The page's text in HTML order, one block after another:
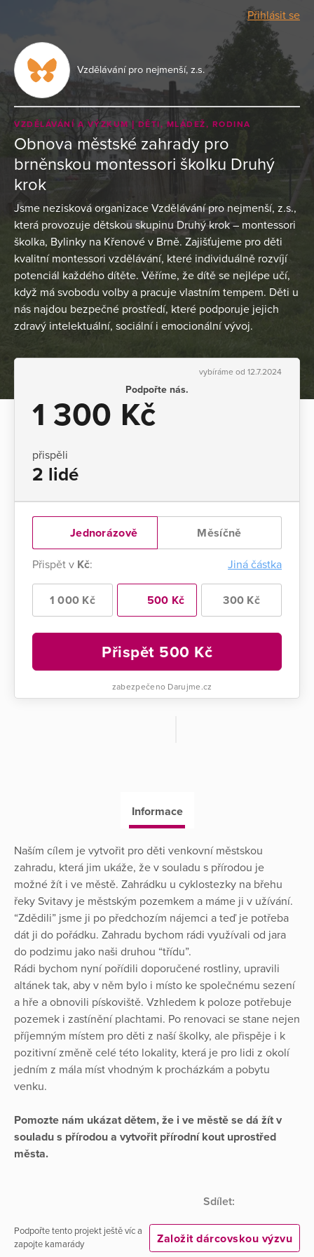
Přihlásit se
Vzdělávání pro nejmenší, z.s.
VZDĚLÁVÁNÍ A VÝZKUM DĚTI, MLÁDEŽ, RODINA
Obnova městské zahrady pro
brněnskou montessori školku Druhý
krok
Jsme nezisková organizace Vzdělávání pro nejmenší, z.s.,
která provozuje dětskou skupinu Druhý krok – montessori
školka, Bylinky na Křenové v Brně. Zajišťujeme pro děti
kvalitní montessori vzdělávání, které individuálně rozvíjí
potenciál každého dítěte. Věříme, že dítě se nejlépe učí,
když má svobodu volby a pracuje vlastním tempem. Děti u
nás najdou bezpečné prostředí, které podporuje jejich
zdravý intelektuální, sociální i emocionální vývoj.
vybíráme od 12.7.2024
Podpořte nás.
1 300 Kč
přispěli
2 lidé
Jednorázově Měsíčně
Přispět v Kč: Jiná částka
1 000 Kč 500 Kč 300 Kč
Přispět 500 Kč
zabezpečeno Darujme.cz
Informace
Naším cílem je vytvořit pro děti venkovní městskou
zahradu, která jim ukáže, že v souladu s přírodou je
možné žít i ve městě. Zahrádku u cyklostezky na břehu
řeky Svitavy je městským pozemkem a máme ji v užívání.
“Zdědili” jsme ji po předchozím nájemci a teď je potřeba
dát ji do pořádku. Zahradu bychom rádi využívali od jara
do podzimu jako naši druhou “třídu”.
Rádi bychom nyní pořídili doporučené rostliny, upravili
altánek tak, aby v něm bylo i místo ke společnému sezení
a hře a obnovili pískoviště. Vzhledem k poloze potřebuje
pozemek i zastínění plachtami. Po renovaci se stane nejen
příjemným místem pro děti z naší školky, ale přispěje i k
pozitivní změně celé této lokality, která je pro lidi z okolí
jedním z mála míst vhodným k procházkám a pobytu
venku.
Pomozte nám ukázat dětem, že i ve městě se dá žít v
souladu s přírodou a vytvořit přírodní kout uprostřed
města.
Sdílet:
Podpořte tento projekt ještě víc a
zapojte kamarády
Založit dárcovskou výzvu